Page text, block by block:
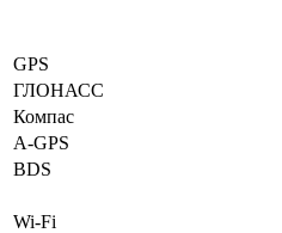
GPS
ГЛОНАСС
Компас
A-GPS
BDS
Wi-Fi